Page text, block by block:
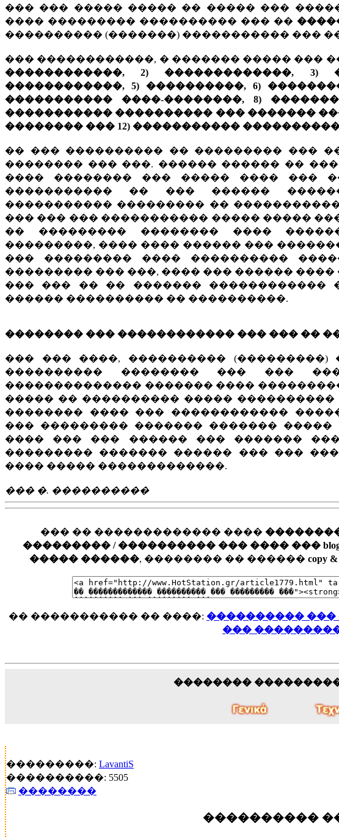
��� ��� ����� ����� �� ����� ���
���� ��������� ���������� ��� ��
���������� (�������) ����������� ���
��� ������������, � ������� ����� ���
������������, 2) �������������, 3)
������������, 5) ����������, 6)
����������� ����-��������, 8)
����������� ���������� ��� �������
�������� ��� 12) �����������
�� ��� ���������� �� ��������� ���
�������� ��� ���. ������ ������ ��
���� �������� ��� ����� ���� ���
����������� �� ��� ������
����������� ��������� ��
��� ��� ��� ����������� ����� �����
�� ��������� �������� ����
���������, ���� ���� ������ ���
��� ��������� ���� ����������
��������� ��� ���, ���� ��� ������
��� ��� �� �� ������� ������������
������ ���������� �� ����������.
�������� ��� ������������ ��� ��� ��
��� ��� ����, ����������
���������� �������� ��� ���
�������������� ������� ����
����� �� ���������� �����
�������� ���� ��� ������������
��� ��������� ������� �������
���� ��� ��� ������ ��� �������
��������� ������� ������ ��� ���
���� ����� �������������.
��� �. ����������
��� �� ������������� ����
��������� / ���������� ��� ���� ���
����� ������, �������� �� ������ copy &
�� ����������� �� ����: ����������
���
��������
���������: LavantiS
����������: 5505
��������
����������